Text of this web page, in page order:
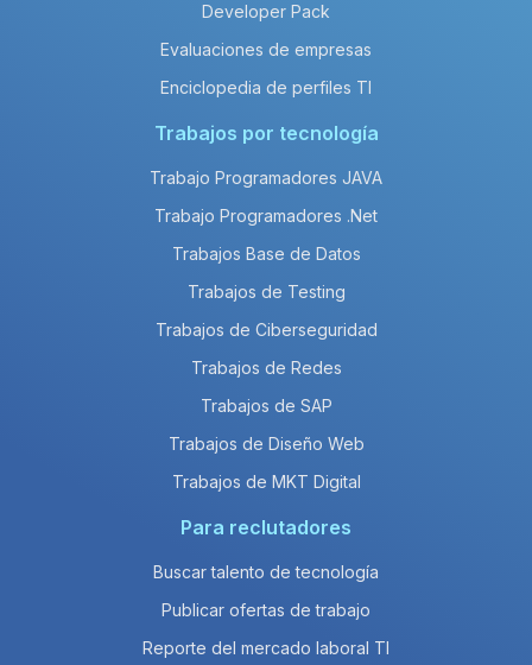
Developer Pack
Evaluaciones de empresas
Enciclopedia de perfiles TI
Trabajos por tecnología
Trabajo Programadores JAVA
Trabajo Programadores .Net
Trabajos Base de Datos
Trabajos de Testing
Trabajos de Ciberseguridad
Trabajos de Redes
Trabajos de SAP
Trabajos de Diseño Web
Trabajos de MKT Digital
Para reclutadores
Buscar talento de tecnología
Publicar ofertas de trabajo
Reporte del mercado laboral TI